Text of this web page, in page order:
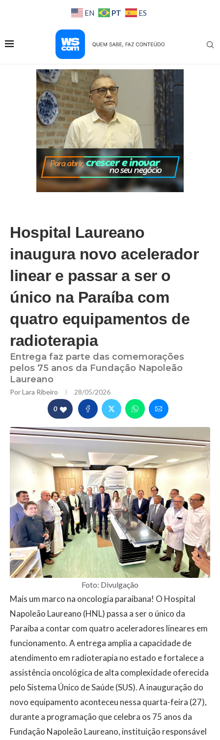
EN PT ES
Hospital Laureano
inaugura novo acelerador
linear e passar a ser o
único na Paraíba com
quatro equipamentos de
radioterapia
Entrega faz parte das comemorações
pelos 75 anos da Fundação Napoleão
Laureano
PorLara Ribeiro 28/05/2026
0
Foto: Divulgação
Mais um marco na oncologia paraibana! O Hospital
Napoleão Laureano (HNL) passa a ser o único da
Paraíba a contar com quatro aceleradores lineares em
funcionamento. A entrega amplia a capacidade de
atendimento em radioterapia no estado e fortalece a
assistência oncológica de alta complexidade oferecida
pelo Sistema Único de Saúde (SUS). A inauguração do
novo equipamento aconteceu nessa quarta-feira (27),
durante a programação que celebra os 75 anos da
Fundação Napoleão Laureano, instituição responsável